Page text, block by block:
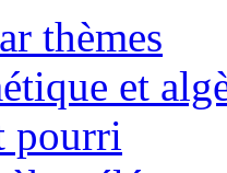
thèmes
et
pourri